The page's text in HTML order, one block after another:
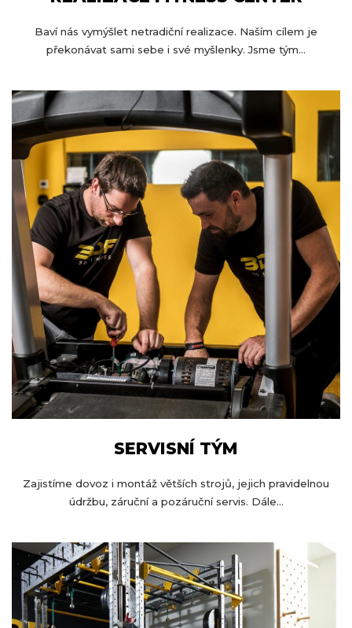
Baví nás vymýšlet netradiční realizace. Naším cílem je
překonávat sami sebe i své myšlenky. Jsme tým...
SERVISNÍ TÝM
Zajistíme dovoz i montáž větších strojů, jejich pravidelnou
údržbu, záruční a pozáruční servis. Dále...